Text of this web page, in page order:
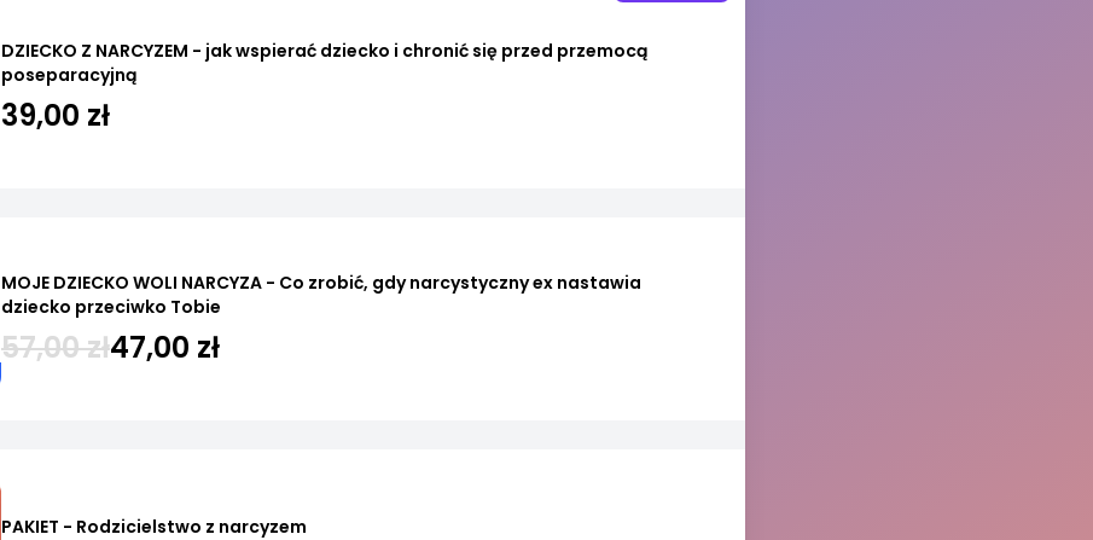
DZIECKO Z NARCYZEM - jak wspierać dziecko i chronić się przed przemocą
poseparacyjną
39,00 zł
MOJE DZIECKO WOLI NARCYZA - Co zrobić, gdy narcystyczny ex nastawia
dziecko przeciwko Tobie
57,00 zł47,00 zł
PAKIET - Rodzicielstwo z narcyzem